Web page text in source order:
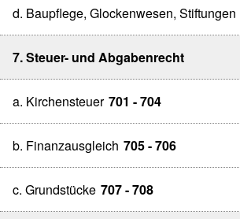
d. Baupflege, Glockenwesen, Stiftungen
7. Steuer- und Abgabenrecht
a. Kirchensteuer 701 - 704
b. Finanzausgleich 705 - 706
c. Grundstücke 707 - 708